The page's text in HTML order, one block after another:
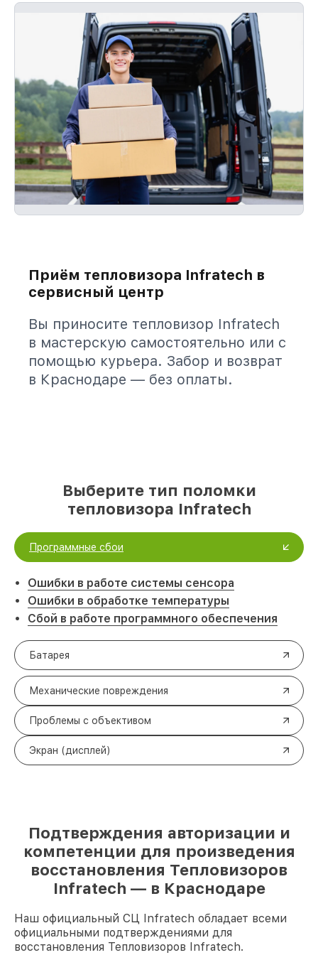
Приём тепловизора Infratech в
сервисный центр
Вы приносите тепловизор Infratech
в мастерскую самостоятельно или с
помощью курьера. Забор и возврат
в Краснодаре — без оплаты.
Выберите тип поломки
тепловизора Infratech
Программные сбои
Ошибки в работе системы сенсора
Ошибки в обработке температуры
Сбой в работе программного обеспечения
Батарея
Механические повреждения
Проблемы с объективом
Экран (дисплей)
Подтверждения авторизации и
компетенции для произведения
восстановления Тепловизоров
Infratech — в Краснодаре
Наш официальный СЦ Infratech обладает всеми
официальными подтверждениями для
восстановления Тепловизоров Infratech.